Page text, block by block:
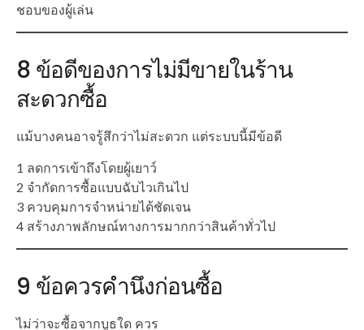
ชอบของผู้เล่น
8 ข้อดีของการไม่มีขายในร้าน
สะดวกซื้อ
แม้บางคนอาจรู้สึกว่าไม่สะดวก แต่ระบบนี้มีข้อดี
1 ลดการเข้าถึงโดยผู้เยาว์
2 จำกัดการซื้อแบบฉับไวเกินไป
3 ควบคุมการจำหน่ายได้ชัดเจน
4 สร้างภาพลักษณ์ทางการมากกว่าสินค้าทั่วไป
9 ข้อควรคำนึงก่อนซื้อ
ไม่ว่าจะซื้อจากบูธใด ควร